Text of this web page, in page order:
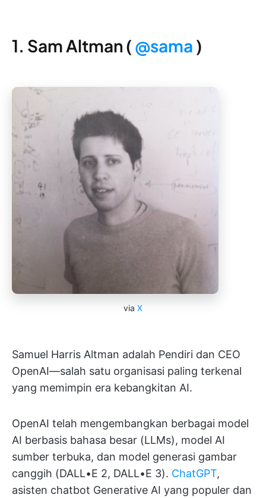
1. Sam Altman ( @sama )
via X
Samuel Harris Altman adalah Pendiri dan CEO
OpenAI—salah satu organisasi paling terkenal
yang memimpin era kebangkitan AI.
OpenAI telah mengembangkan berbagai model
AI berbasis bahasa besar (LLMs), model AI
sumber terbuka, dan model generasi gambar
canggih (DALL•E 2, DALL•E 3). ChatGPT,
asisten chatbot Generative AI yang populer dan